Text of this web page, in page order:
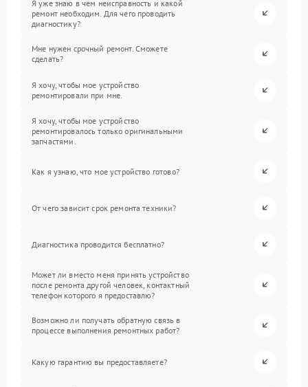
Я уже знаю в чем неисправность и какой
ремонт необходим. Для чего проводить
диагностику?
Мне нужен срочный ремонт. Сможете
сделать?
Я хочу, чтобы мое устройство
ремонтировали при мне.
Я хочу, чтобы мое устройство
ремонтировалось только оригинальными
запчастями.
Как я узнаю, что мое устройство готово?
От чего зависит срок ремонта техники?
Диагностика проводится бесплатно?
Может ли вместо меня принять устройство
после ремонта другой человек, контактный
телефон которого я предоставлю?
Возможно ли получать обратную связь в
процессе выполнения ремонтных работ?
Какую гарантию вы предоставляете?